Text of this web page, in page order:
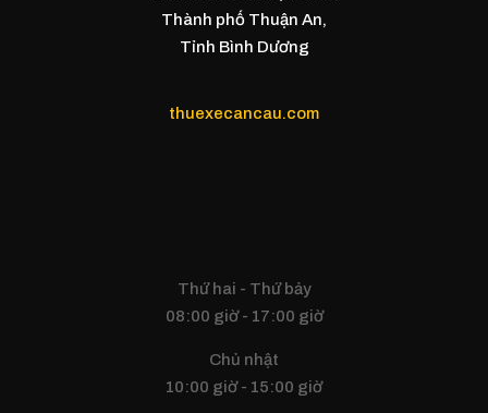
Thành phố Thuận An,
Tỉnh Bình Dương
thuexecancau.com
Thứ hai - Thứ bảy
08:00 giờ - 17:00 giờ
Chủ nhật
10:00 giờ - 15:00 giờ